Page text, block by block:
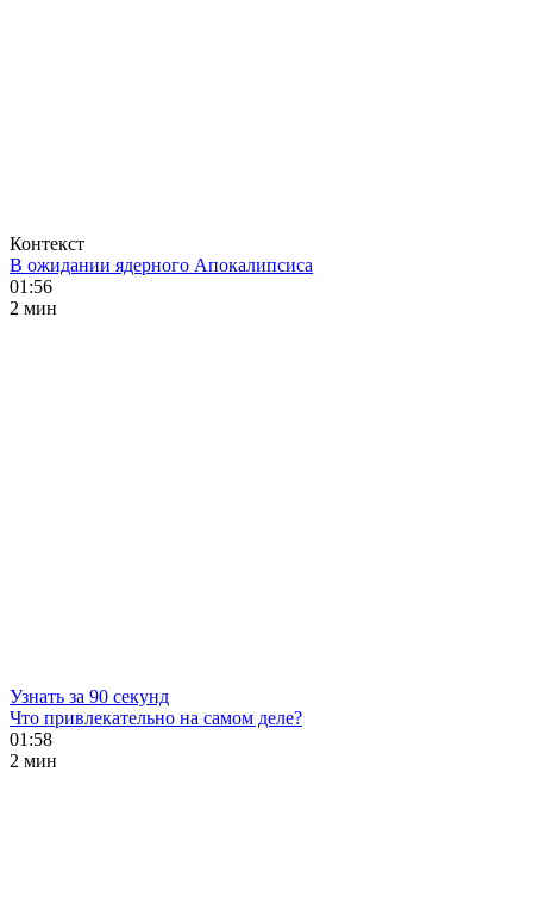
Контекст
В ожидании ядерного Апокалипсиса
01:56
2 мин
Узнать за 90 секунд
Что привлекательно на самом деле?
01:58
2 мин